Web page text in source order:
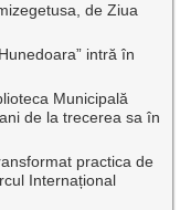
de Ziua
intră în
Municipală
de la trecerea sa în
practica de
Internațional